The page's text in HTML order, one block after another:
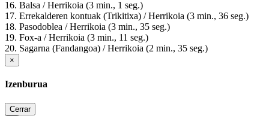
16. Balsa / Herrikoia (3 min., 1 seg.)
17. Errekalderen kontuak (Trikitixa) / Herrikoia (3 min., 36 seg.)
18. Pasodoblea / Herrikoia (3 min., 35 seg.)
19. Fox-a / Herrikoia (3 min., 11 seg.)
20. Sagarna (Fandangoa) / Herrikoia (2 min., 35 seg.)
×
Izenburua
Cerrar